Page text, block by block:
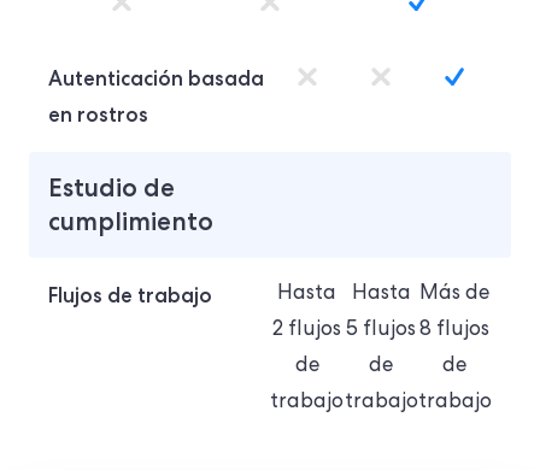
Autenticación basada
en rostros
Estudio de
cumplimiento
Flujos de trabajo
Hasta
2 flujos
de
trabajo
Hasta
5 flujos
de
trabajo
Más de
8 flujos
de
trabajo